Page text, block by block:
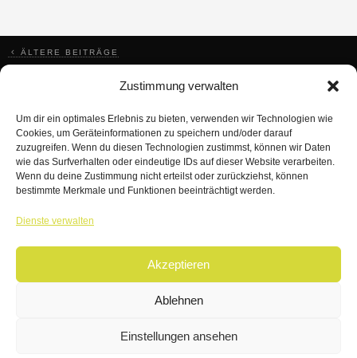
Zustimmung verwalten
Um dir ein optimales Erlebnis zu bieten, verwenden wir Technologien wie
Cookies, um Geräteinformationen zu speichern und/oder darauf
zuzugreifen. Wenn du diesen Technologien zustimmst, können wir Daten
wie das Surfverhalten oder eindeutige IDs auf dieser Website verarbeiten.
Wenn du deine Zustimmung nicht erteilst oder zurückziehst, können
bestimmte Merkmale und Funktionen beeinträchtigt werden.
Dienste verwalten
Akzeptieren
Ablehnen
Einstellungen ansehen
BEITRAGSNAVIGATION
ÄLTERE BEITRÄGE
© 2026 | TANZWERK
DATENSCHUTZ